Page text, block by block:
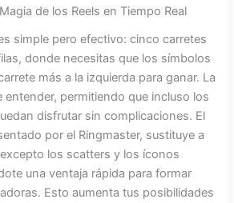
de los Reels en Tiempo Real
simple pero efectivo: cinco carretes
donde necesitas que los símbolos
más a la izquierda para ganar. La
entender, permitiendo que incluso los
disfrutar sin complicaciones. El
por el Ringmaster, sustituye a
los scatters y los íconos
una ventaja rápida para formar
Esto aumenta tus posibilidades